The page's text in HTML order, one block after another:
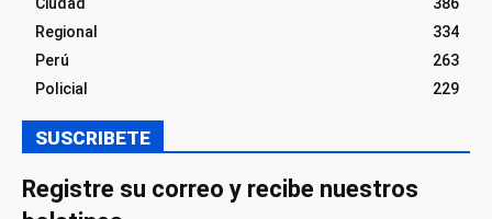
Ciudad
386
Regional
334
Perú
263
Policial
229
SUSCRIBETE
Registre su correo y recibe nuestros